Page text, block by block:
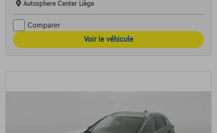
Autosphere Center Liège
Comparer
Voir le véhicule